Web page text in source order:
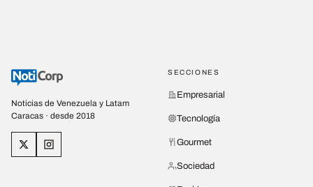
Noticias de Venezuela y Latam
Caracas · desde 2018
SECCIONES
Empresarial
Tecnología
Gourmet
Sociedad